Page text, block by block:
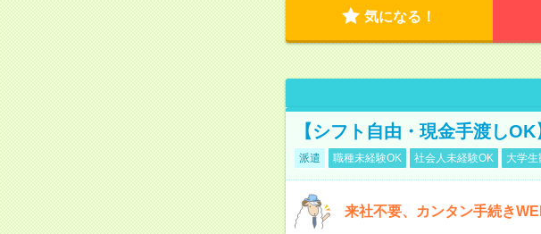
気になる！
【シフト自由・現金手渡し
派遣 職種未経験OK 社会人未経験OK 大学生
来社不要、カンタン手続き